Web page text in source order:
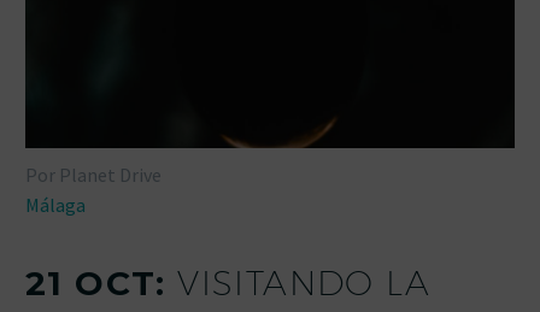
Por Planet Drive
Málaga
21 OCT:VISITANDO LA